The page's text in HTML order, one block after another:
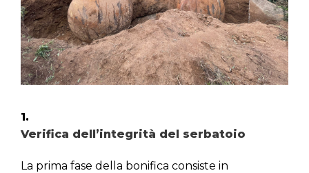
1.
Verifica dell’integrità del serbatoio
La prima fase della bonifica consiste in